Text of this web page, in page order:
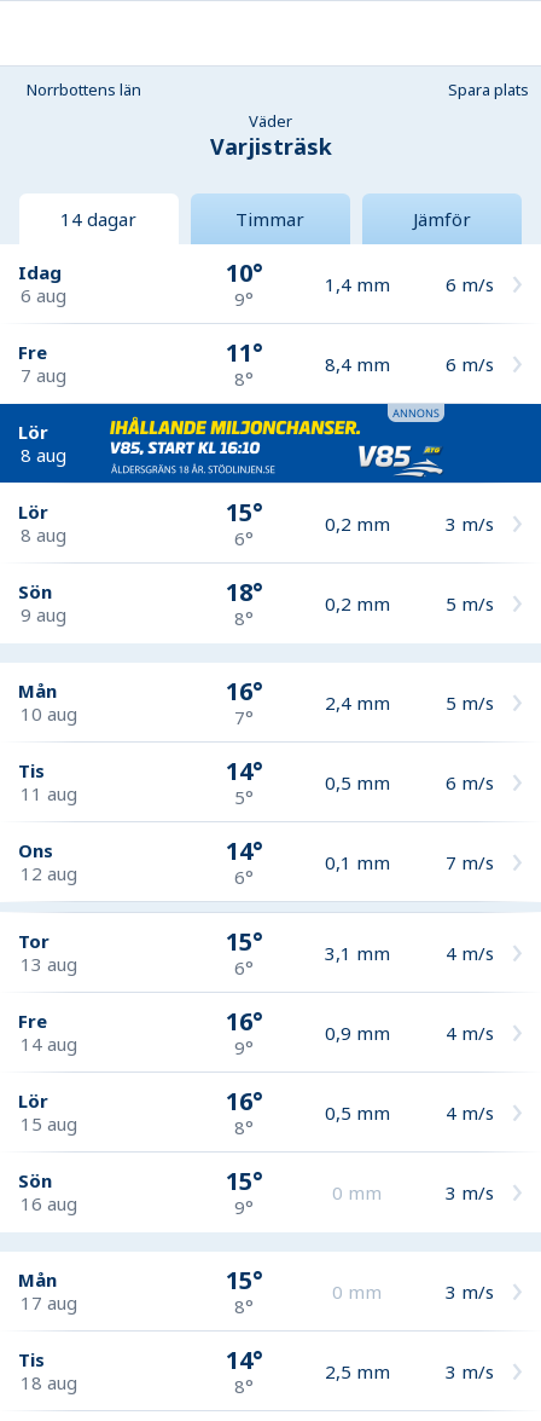
Norrbottens län
Spara plats
Väder
Varjisträsk
14 dagar Timmar Jämför
Idag
6 aug
10°
9°
1,4 mm 6 m/s
Fre
7 aug
11°
8°
8,4 mm 6 m/s
Lör
8 aug
Lör
8 aug
15°
6°
0,2 mm 3 m/s
Sön
9 aug
18°
8°
0,2 mm 5 m/s
Mån
10 aug
16°
7°
2,4 mm 5 m/s
Tis
11 aug
14°
5°
0,5 mm 6 m/s
Ons
12 aug
14°
6°
0,1 mm 7 m/s
Tor
13 aug
15°
6°
3,1 mm 4 m/s
Fre
14 aug
16°
9°
0,9 mm 4 m/s
Lör
15 aug
16°
8°
0,5 mm 4 m/s
Sön
16 aug
15°
9°
0 mm 3 m/s
Mån
17 aug
15°
8°
0 mm 3 m/s
Tis
18 aug
14°
8°
2,5 mm 3 m/s